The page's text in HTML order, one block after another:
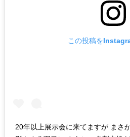
この投稿を
20年以上展示会に来てますが まさ